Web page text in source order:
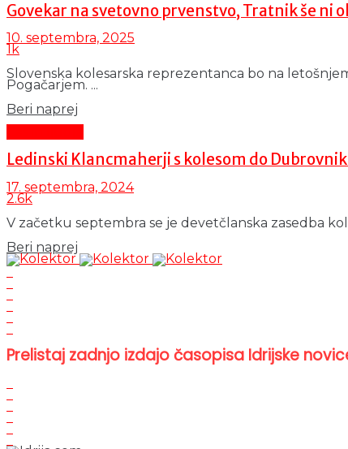
Govekar na svetovno prvenstvo, Tratnik še ni
10. septembra, 2025
1k
Slovenska kolesarska reprezentanca bo na
Pogačarjem. ...
Beri naprej
Ledinski Klancmaherji s kolesom do
17. septembra, 2024
2.6k
V začetku septembra se je devetčlanska zasedba
Beri naprej
Prelistaj zadnjo izdajo časopisa Idrijske